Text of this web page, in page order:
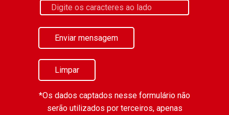
Enviar mensagem
Limpar
*Os dados captados nesse formulário não
serão utilizados por terceiros, apenas